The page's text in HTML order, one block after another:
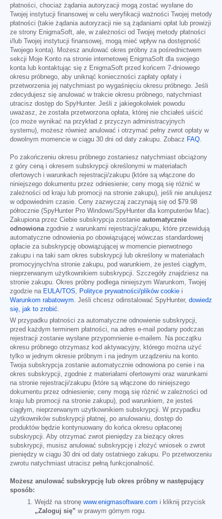
płatności, chociaż żądania autoryzacji mogą zostać wysłane do
Twojej instytucji finansowej w celu weryfikacji ważności Twojej metody
płatności (takie żądania autoryzacji nie są żądaniami opłat lub prowizji
ze strony EnigmaSoft, ale, w zależności od Twojej metody płatności
i/lub Twojej instytucji finansowej, mogą mieć wpływ na dostępność
Twojego konta). Możesz anulować okres próbny za pośrednictwem
sekcji Moje Konto na stronie internetowej EnigmaSoft dla swojego
konta lub kontaktując się z EnigmaSoft przed końcem 7-dniowego
okresu próbnego, aby uniknąć konieczności zapłaty opłaty i
przetworzenia jej natychmiast po wygaśnięciu okresu próbnego. Jeśli
zdecydujesz się anulować w trakcie okresu próbnego, natychmiast
utracisz dostęp do SpyHunter. Jeśli z jakiegokolwiek powodu
uważasz, że została przetworzona opłata, której nie chciałeś uiścić
(co może wynikać na przykład z przyczyn administracyjnych
systemu), możesz również anulować i otrzymać pełny zwrot opłaty w
dowolnym momencie w ciągu 30 dni od daty zakupu. Zobacz FAQ.
Po zakończeniu okresu próbnego zostaniesz natychmiast obciążony
z góry ceną i okresem subskrypcji określonymi w materiałach
ofertowych i warunkach rejestracji/zakupu (które są włączone do
niniejszego dokumentu przez odniesienie; ceny mogą się różnić w
zależności od kraju lub promocji na stronie zakupu), jeśli nie anulujesz
w odpowiednim czasie. Ceny zazwyczaj zaczynają się od $79.98
półrocznie (SpyHunter Pro Windows/SpyHunter dla komputerów Mac).
Zakupiona przez Ciebie subskrypcja zostanie automatycznie
odnowionazgodnie z warunkami rejestracji/zakupu, które przewidują
automatyczne odnowienia po obowiązującej wówczas standardowej
opłacie za subskrypcję obowiązującej w momencie pierwotnego
zakupu i na taki sam okres subskrypcji lub określony w materiałach
promocyjnych/na stronie zakupu, pod warunkiem, że jesteś ciągłym,
nieprzerwanym użytkownikiem subskrypcji. Szczegóły znajdziesz na
stronie zakupu. Okres próbny podlega niniejszym Warunkom, Twojej
zgodzie na EULA/TOS, Polityce prywatności/plików cookie i
Warunkom rabatowym. Jeśli chcesz odinstalować SpyHunter, dowiedz
się, jak to zrobić.
W przypadku płatności za automatyczne odnowienie subskrypcji,
przed każdym terminem płatności, na adres e-mail podany podczas
rejestracji zostanie wysłane przypomnienie e-mailem. Na początku
okresu próbnego otrzymasz kod aktywacyjny, którego można użyć
tylko w jednym okresie próbnym i na jednym urządzeniu na konto.
Twoja subskrypcja zostanie automatycznie odnowiona po cenie i na
okres subskrypcji, zgodnie z materiałami ofertowymi oraz warunkami
na stronie rejestracji/zakupu (które są włączone do niniejszego
dokumentu przez odniesienie; ceny mogą się różnić w zależności od
kraju lub promocji na stronie zakupu), pod warunkiem, że jesteś
ciągłym, nieprzerwanym użytkownikiem subskrypcji. W przypadku
użytkowników subskrypcji płatnej, po anulowaniu, dostęp do
produktów będzie kontynuowany do końca okresu opłaconej
subskrypcji. Aby otrzymać zwrot pieniędzy za bieżący okres
subskrypcji, musisz anulować subskrypcję i złożyć wniosek o zwrot
pieniędzy w ciągu 30 dni od daty ostatniego zakupu. Po przetworzeniu
zwrotu natychmiast utracisz pełną funkcjonalność.
Możesz anulować subskrypcję lub okres próbny w następujący
sposób:
Wejdź na stronę www.enigmasoftware.com i kliknij przycisk
„Zaloguj się” w prawym górnym rogu.